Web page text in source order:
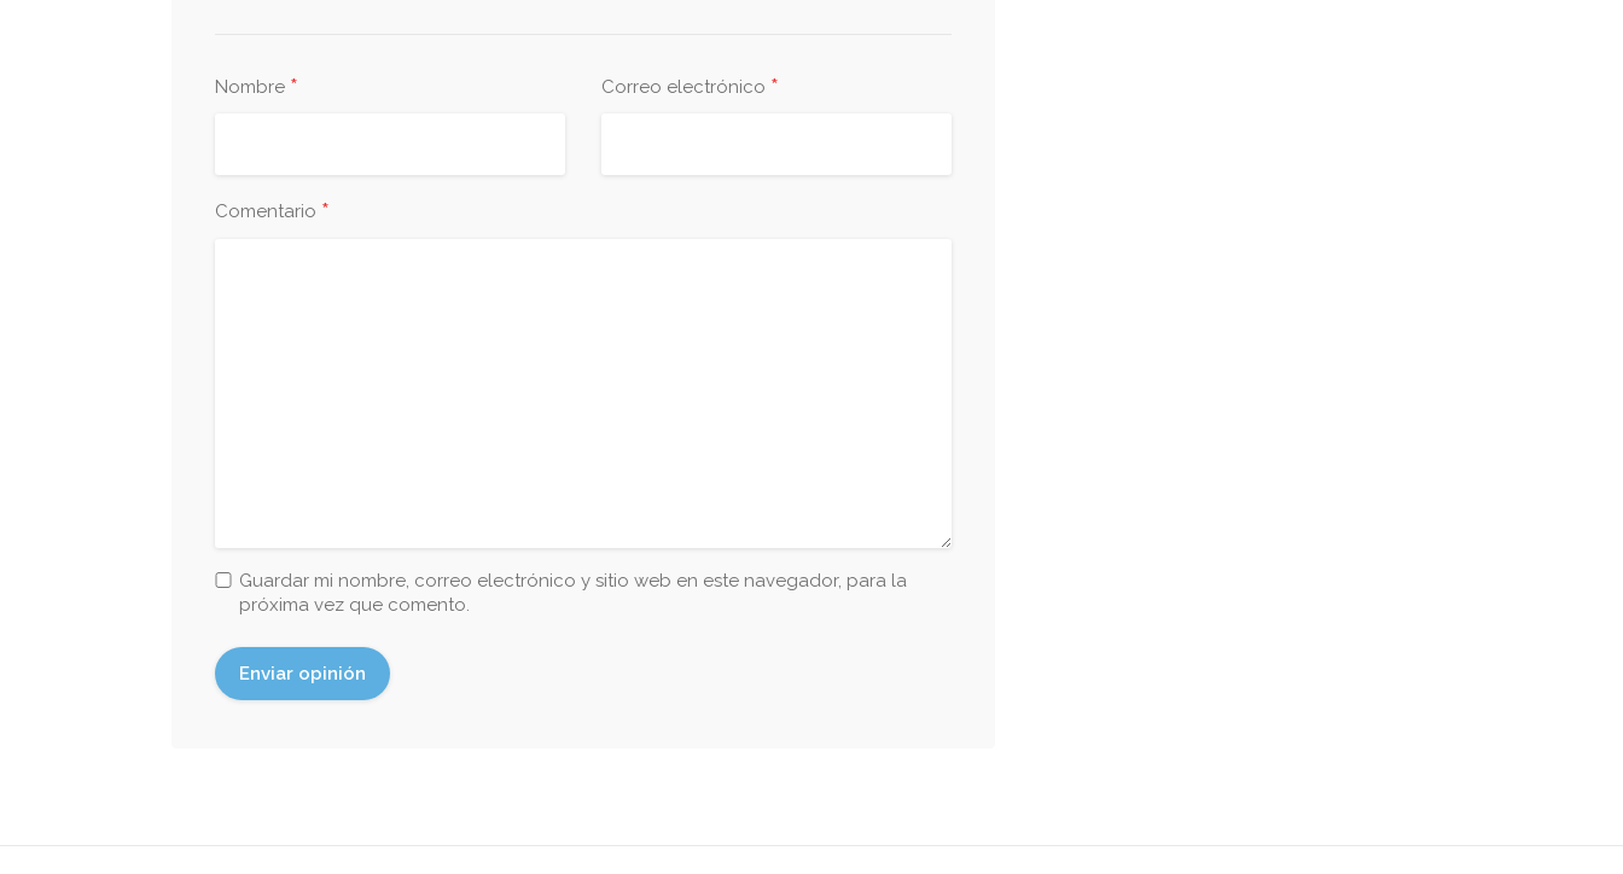
Nombre * Correo electrónico *
Comentario *
Guardar mi nombre, correo electrónico y sitio web en este navegador, para la
próxima vez que comento.